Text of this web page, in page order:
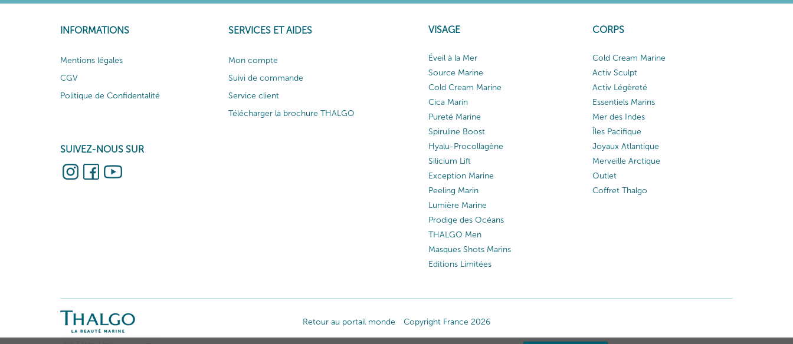
INFORMATIONS
Mentions légales
CGV
Politique de Confidentalité
SUIVEZ-NOUS SUR
SERVICES ET AIDES
Mon compte
Suivi de commande
Service client
Télécharger la brochure THALGO
VISAGE
Éveil à la Mer
Source Marine
Cold Cream Marine
Cica Marin
Pureté Marine
Spiruline Boost
Hyalu-Procollagène
Silicium Lift
Exception Marine
Peeling Marin
Lumière Marine
Prodige des Océans
THALGO Men
Masques Shots Marins
Editions Limitées
CORPS
Cold Cream Marine
Activ Sculpt
Activ Légèreté
Essentiels Marins
Mer des Indes
Îles Pacifique
Joyaux Atlantique
Merveille Arctique
Outlet
Coffret Thalgo
Retour au portail monde Copyright France 2026